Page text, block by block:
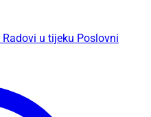
Radovi u tijeku Poslovni